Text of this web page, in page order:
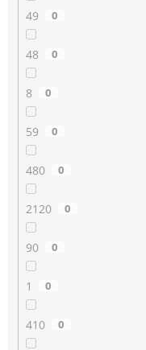
49 0
48 0
8 0
59 0
480 0
2120 0
90 0
1 0
410 0